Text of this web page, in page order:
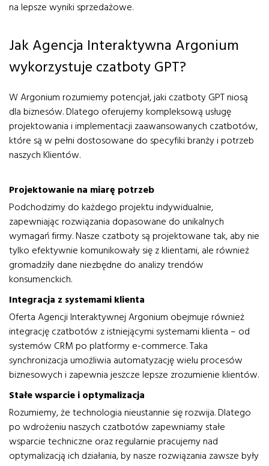
na lepsze wyniki sprzedażowe.
Jak Agencja Interaktywna Argonium
wykorzystuje czatboty GPT?
W Argonium rozumiemy potencjał, jaki czatboty GPT niosą
dla biznesów. Dlatego oferujemy kompleksową usługę
projektowania i implementacji zaawansowanych czatbotów,
które są w pełni dostosowane do specyfiki branży i potrzeb
naszych Klientów.
Projektowanie na miarę potrzeb
Podchodzimy do każdego projektu indywidualnie,
zapewniając rozwiązania dopasowane do unikalnych
wymagań firmy. Nasze czatboty są projektowane tak, aby nie
tylko efektywnie komunikowały się z klientami, ale również
gromadziły dane niezbędne do analizy trendów
konsumenckich.
Integracja z systemami klienta
Oferta Agencji Interaktywnej Argonium obejmuje również
integrację czatbotów z istniejącymi systemami klienta – od
systemów CRM po platformy e-commerce. Taka
synchronizacja umożliwia automatyzację wielu procesów
biznesowych i zapewnia jeszcze lepsze zrozumienie klientów.
Stałe wsparcie i optymalizacja
Rozumiemy, że technologia nieustannie się rozwija. Dlatego
po wdrożeniu naszych czatbotów zapewniamy stałe
wsparcie techniczne oraz regularnie pracujemy nad
optymalizacją ich działania, by nasze rozwiązania zawsze były